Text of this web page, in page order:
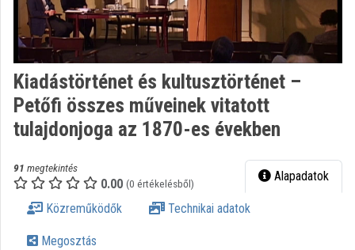
Lejátszási listák
Intézmények
Közreműködők
Megjelenés:világos
Kiadástörténet és kultusztörténet –
Petőfi összes műveinek vitatott
tulajdonjoga az 1870-es években
91 megtekintés
0.00 (0 értékelésből) Alapadatok
Közreműködők Technikai adatok
Megosztás